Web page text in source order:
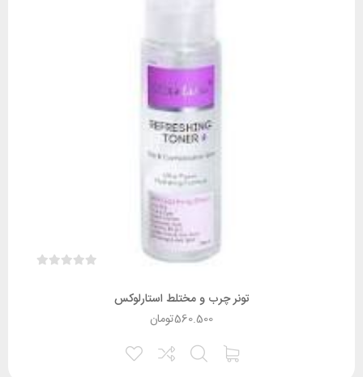
تونر چرب و مختلط استارلوکس
تومان560.500